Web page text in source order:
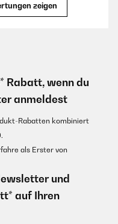
GEPRÜFTE BEWERTUNG
GEPRÜFTE BEWERTUNG
zeigen
Rabatt, wenn du
anmeldest
Rabatten kombiniert
als Erster von
und
auf Ihren